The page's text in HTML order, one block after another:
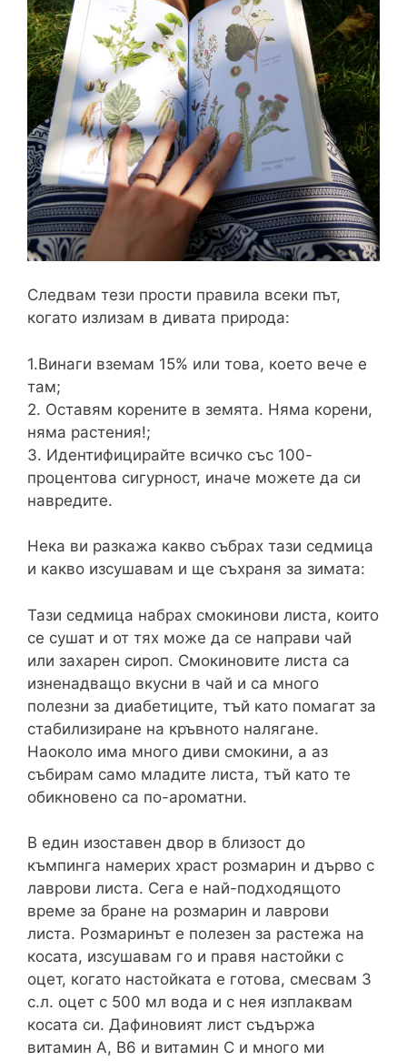
Следвам тези прости правила всеки път,
когато излизам в дивата природа:
1.Винаги вземам 15% или това, което вече е
там;
2. Оставям корените в земята. Няма корени,
няма растения!;
3. Идентифицирайте всичко със 100-
процентова сигурност, иначе можете да си
навредите.
Нека ви разкажа какво събрах тази седмица
и какво изсушавам и ще съхраня за зимата:
Тази седмица набрах смокинови листа, които
се сушат и от тях може да се направи чай
или захарен сироп. Смокиновите листа са
изненадващо вкусни в чай и са много
полезни за диабетиците, тъй като помагат за
стабилизиране на кръвното налягане.
Наоколо има много диви смокини, а аз
събирам само младите листа, тъй като те
обикновено са по-ароматни.
В един изоставен двор в близост до
къмпинга намерих храст розмарин и дърво с
лаврови листа. Сега е най-подходящото
време за бране на розмарин и лаврови
листа. Розмаринът е полезен за растежа на
косата, изсушавам го и правя настойки с
оцет, когато настойката е готова, смесвам 3
с.л. оцет с 500 мл вода и с нея изплаквам
косата си. Дафиновият лист съдържа
витамин А, В6 и витамин С и много ми